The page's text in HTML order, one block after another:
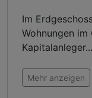
Im
Wohnungen
Kapitalanleger.
Mehr anzeigen